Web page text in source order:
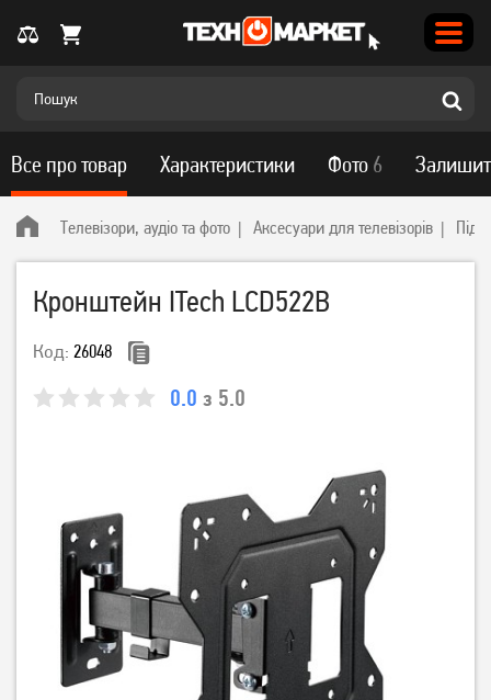
Телевізори, аудіо та фото Аксесуари для телевізорів
Кронштейн ITech LCD522B
Код: 26048
0.0 з 5.0
Все про товар Характеристики Фото 6